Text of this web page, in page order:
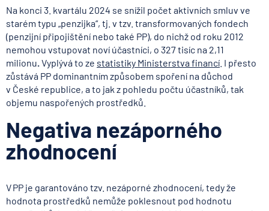
Na konci 3. kvartálu 2024 se snížil počet aktivních smluv ve
starém typu „penzijka“, tj. v tzv. transformovaných fondech
(penzijní připojištění nebo také PP), do nichž od roku 2012
nemohou vstupovat noví účastníci, o 327 tisíc na 2,11
milionu.Vyplývá to ze statistiky Ministerstva financí . I přesto
zůstává PP dominantním způsobem spoření na důchod
v České republice, a to jak z pohledu počtu účastníků, tak
objemu naspořených prostředků.
Negativa nezáporného
zhodnocení
V PP je garantováno tzv. nezáporné zhodnocení, tedy že
hodnota prostředků nemůže poklesnout pod hodnotu